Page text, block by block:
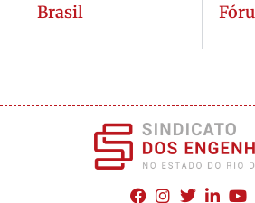
Brasil